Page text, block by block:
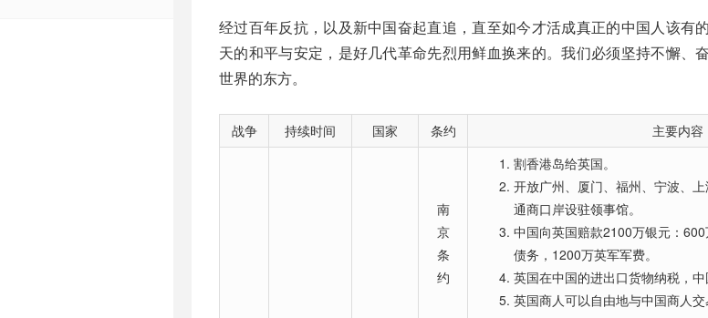
经过百年反抗，以及新中国奋起直追，直至如今才活成真正的中国人该有
天的和平与安定，是好几代革命先烈用鲜血换来的。我们必须坚持不懈、
世界的东方。
战争 持续时间 国家 条约 主要内容
南
京
条
约
割香港岛给英国。
开放广州、厦门、福州、宁波、
通商口岸设驻领事馆。
中国向英国赔款2100万银元：
债务，1200万英军军费。
英国在中国的进出口货物纳税，中
英国商人可以自由地与中国商人交